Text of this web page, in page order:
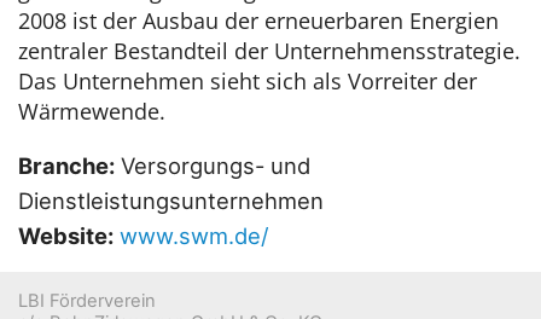
2008 ist der Ausbau der erneuerbaren Energien
zentraler Bestandteil der Unternehmensstrategie.
Das Unternehmen sieht sich als Vorreiter der
Wärmewende.
Branche: Versorgungs- und
Dienstleistungsunternehmen
Website: www.swm.de/
LBI Förderverein